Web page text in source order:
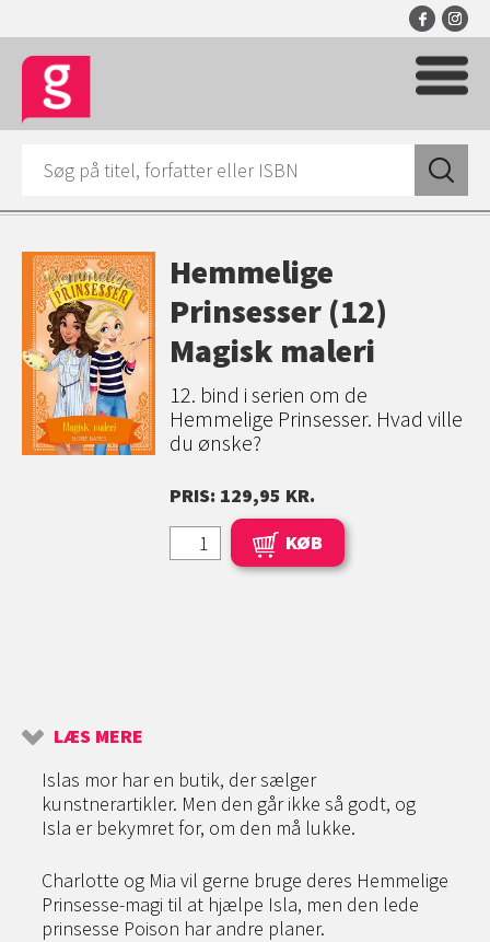
Hemmelige
Prinsesser (12)
Magisk maleri
12. bind i serien om de
Hemmelige Prinsesser. Hvad ville
du ønske?
PRIS: 129,95 KR.
KØB
LÆS MERE
Islas mor har en butik, der sælger
kunstnerartikler. Men den går ikke så godt, og
Isla er bekymret for, om den må lukke.
Charlotte og Mia vil gerne bruge deres Hemmelige
Prinsesse-magi til at hjælpe Isla, men den lede
prinsesse Poison har andre planer.